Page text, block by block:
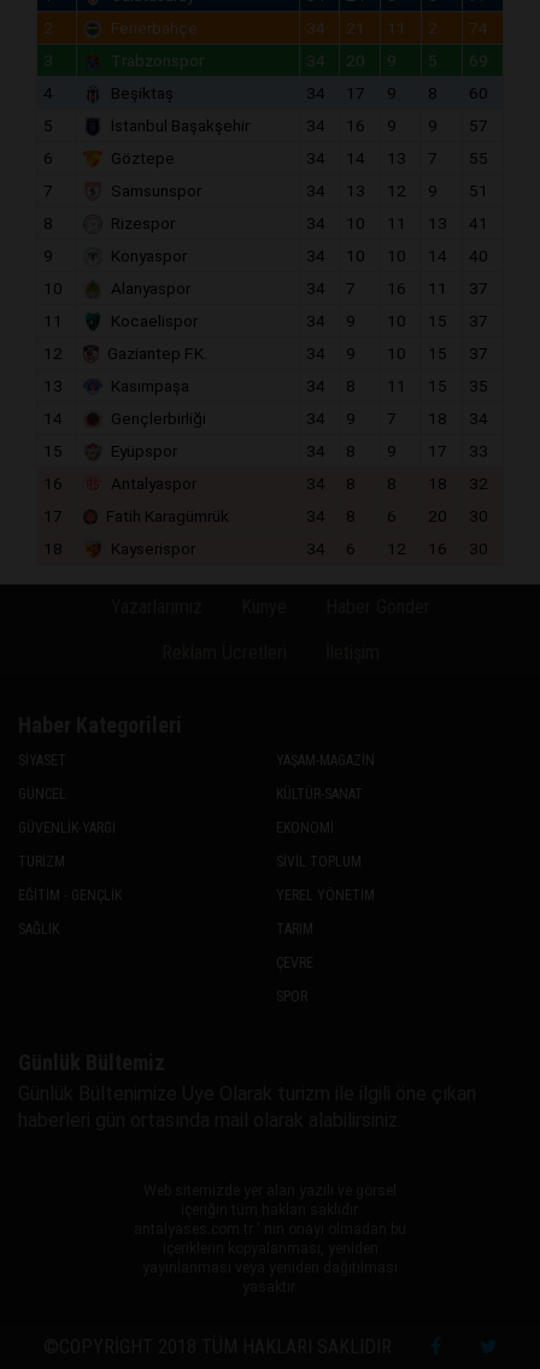
2
Fenerbahçe 34 21 11 2
74
3
Trabzonspor 34 20 9 5
69
4
Beşiktaş 34 17 9 8
60
5
İstanbul Başakşehir 34 16 9 9
57
6
Göztepe 34 14 13 7
55
7
Samsunspor 34 13 12 9
51
8
Rizespor 34 10 11 13
41
9
Konyaspor 34 10 10 14
40
10
Alanyaspor 34 7 16 11
37
11
Kocaelispor 34 9 10 15
37
12
Gaziantep F.K. 34 9 10 15
37
13
Kasımpaşa 34 8 11 15
35
14
Gençlerbirliği 34 9 7 18
34
15
Eyüpspor 34 8 9 17
33
16
Antalyaspor 34 8 8 18
32
17
Fatih Karagümrük 34 8 6 20
30
18
Kayserispor 34 6 12 16 30
SİYASET
GÜNCEL
GÜVENLİK-YARGI
TURİZM
EĞİTİM - GENÇLİK
SAĞLIK
YAŞAM-MAGAZİN
KÜLTÜR-SANAT
EKONOMİ
SİVİL TOPLUM
YEREL YÖNETİM
TARIM
ÇEVRE
SPOR